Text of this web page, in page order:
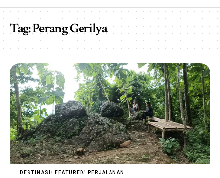
Tag:Perang Gerilya
DESTINASI FEATURED PERJALANAN